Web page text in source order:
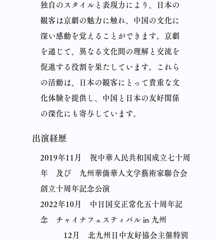
独自のスタイルと表現力により、日本の
観客は京劇の魅力に触れ、中国の文化に
深い感動を覚えることができます。京劇
を通じて、異なる文化間の理解と交流を
促進する役割を果たしています。これら
の活動は、日本の観客にとって貴重な文
化体験を提供し、中国と日本の友好関係
の深化にも寄与しています。
出演経歴
2019年11月 祝中華人民共和国成立七十周
年 及び 九州華僑華人文学藝術家聯合会
創立十周年記念公演
2022年10月 中日国交正常化五十周年記
念 チャイナフェスティバル in 九州
12月 北九州日中友好協会主催特別